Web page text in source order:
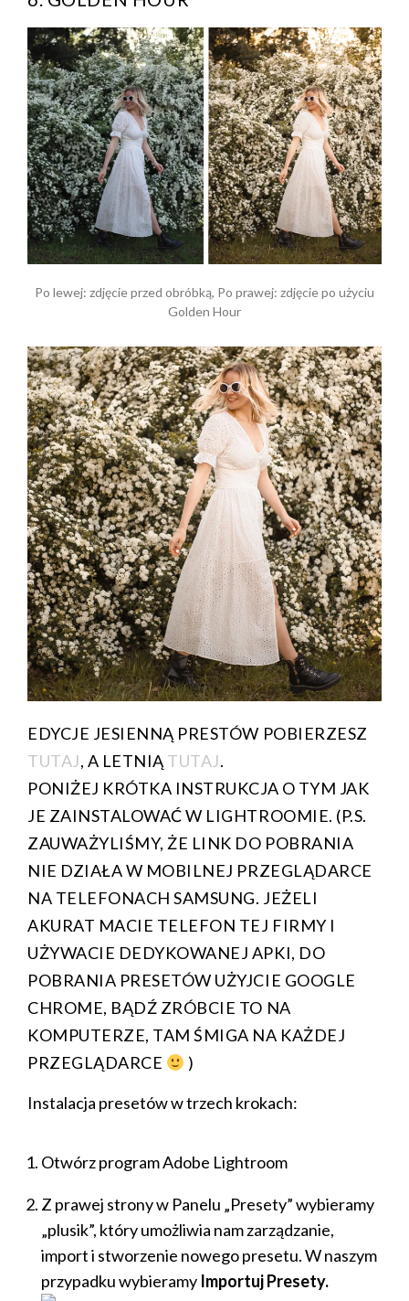
Po lewej: zdjęcie przed obróbką, Po prawej: zdjęcie po użyciu
Golden Hour
EDYCJE JESIENNĄ PRESTÓW POBIERZESZ
TUTAJ, A LETNIĄ TUTAJ.
PONIŻEJ KRÓTKA INSTRUKCJA O TYM JAK
JE ZAINSTALOWAĆ W LIGHTROOMIE. (P.S.
ZAUWAŻYLIŚMY, ŻE LINK DO POBRANIA
NIE DZIAŁA W MOBILNEJ PRZEGLĄDARCE
NA TELEFONACH SAMSUNG. JEŻELI
AKURAT MACIE TELEFON TEJ FIRMY I
UŻYWACIE DEDYKOWANEJ APKI, DO
POBRANIA PRESETÓW UŻYJCIE GOOGLE
CHROME, BĄDŹ ZRÓBCIE TO NA
KOMPUTERZE, TAM ŚMIGA NA KAŻDEJ
PRZEGLĄDARCE
)
Instalacja presetów w trzech krokach:
Otwórz program Adobe Lightroom
Z prawej strony w Panelu „Presety” wybieramy
„plusik”, który umożliwia nam zarządzanie,
import i stworzenie nowego presetu. W naszym
przypadku wybieramy Importuj Presety.